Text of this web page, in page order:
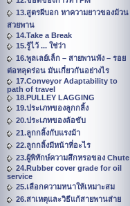
13.สูตรผีบอก หาความยาวของม้วน
สวยพาน
14.Take a Break
15.รู้ไว้ ... ใช่ว่า
16.พูลเลย์เล็ก – สายพานพัง – รอย
ต่อหลุดร่อน มันเกี่ยวกันอย่างไร
17.Conveyor Adaptability to
path of travel
18.PULLEY LAGGING
19.ประเภทของลูกกลิ้ง
20.ประเภทของล้อขับ
21.ลูกกลิ้งกับแรงม้า
22.ลูกกลิ้งมีหน้าที่อะไร
23.ผู้พิทักษ์ความสึกหรอของ Chute
24.Rubber cover grade for oil
service
25.เลือกความหนาให้เหมาะสม
26.สาเหตุและวิธีแก้สายพานส่าย